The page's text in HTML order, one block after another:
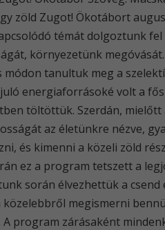
zöld Zugot! Ökotábort
témát dolgoztunk
környezetünk
tanultuk meg a
energiaforrásoké volt a
töltöttük. Szerdán,
az életünkre nézve,
és kimenni a közeli zöld
ez a program tetszett a
során élvezhettük a
megismerni
program zárásaként